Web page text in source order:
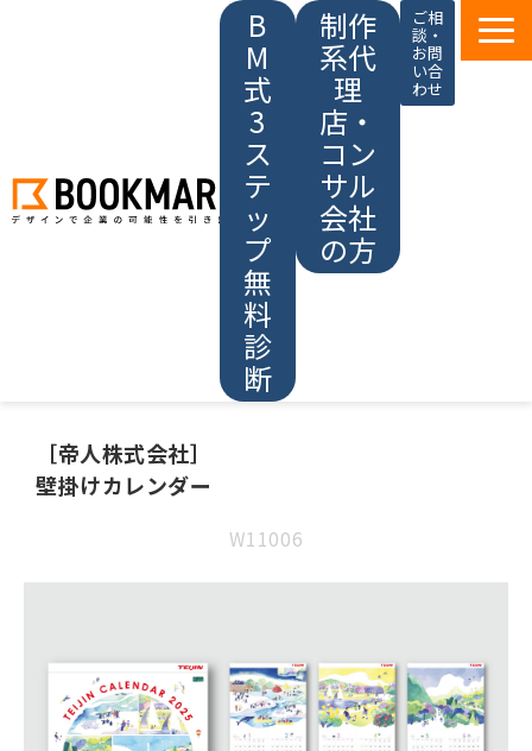
B
M
式
3
ス
テ
ッ
プ
無
料
診
断
制作
系代
理
店・
コン
サル
会社
の方
ご相
談・
お問
い合
わせ
会社情報
［帝人株式会社］
壁掛けカレンダー
W11006